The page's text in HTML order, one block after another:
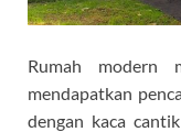
Rumah modern
mendapatkan
dengan kaca